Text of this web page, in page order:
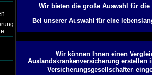
Wir bieten die große Auswahl für
Bei unserer Auswahl für eine
Wir können Ihnen einen
Auslandskrankenversicherung erstellen
Versicherungsgesellschaften